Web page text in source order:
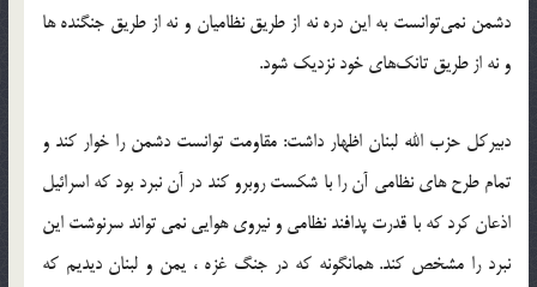
دشمن نمی‌توانست به این دره نه از طریق نظامیان و نه از طریق جنگنده ها
و نه از طریق تانک‌های خود نزدیک شود.
دبیرکل حزب الله لبنان اظهار داشت: مقاومت توانست دشمن را خوار کند و
تمام طرح های نظامی آن را با شکست روبرو کند در آن نبرد بود که اسرائیل
اذعان کرد که با قدرت پدافند نظامی و نیروی هوایی نمی تواند سرنوشت این
نبرد را مشخص کند. همانگونه که در جنگ غزه ، یمن و لبنان دیدیم که